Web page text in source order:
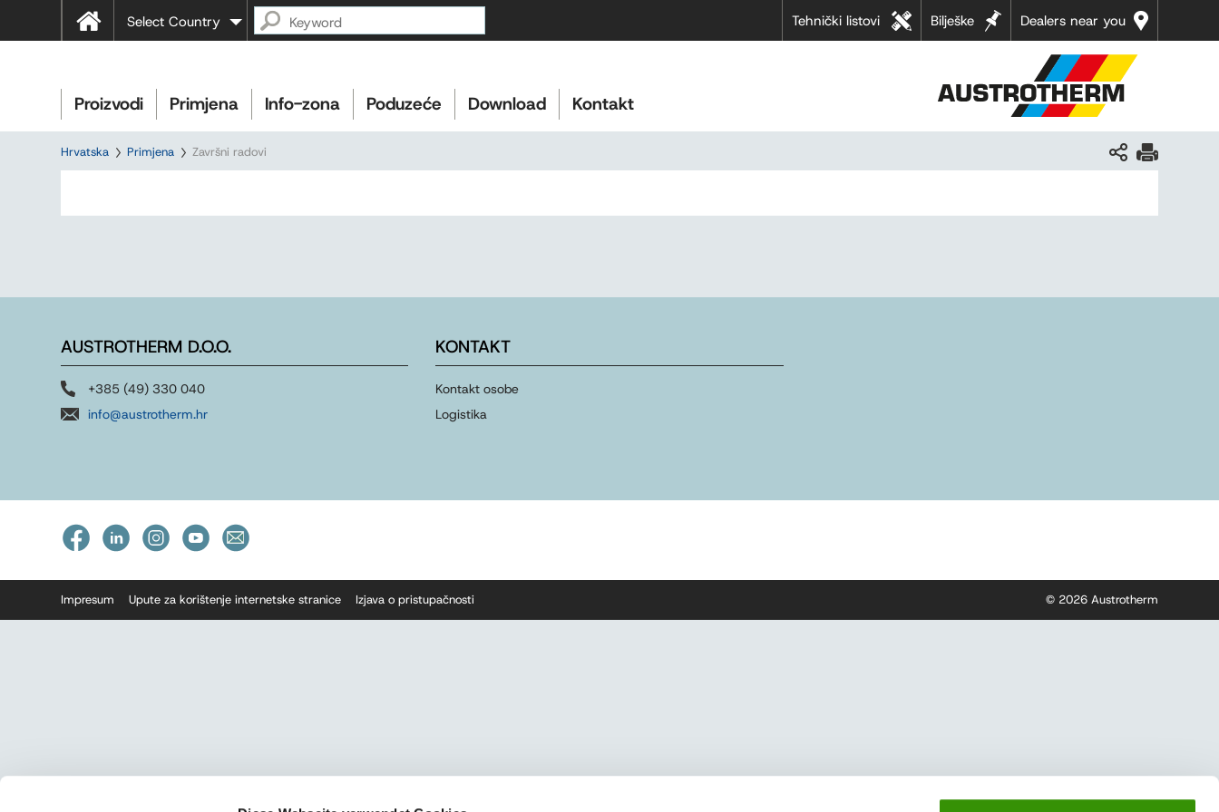
Dealers near you
Bilješke
Tehnički listovi
Select Country
Proizvodi Primjena Info-zona Poduzeće Download Kontakt
Hrvatska Primjena Završni radovi
AUSTROTHERM D.O.O.
+385 (49) 330 040
info@austrotherm.hr
KONTAKT
Kontakt osobe
Logistika
Impresum Upute za korištenje internetske stranice Izjava o pristupačnosti © 2026 Austrotherm